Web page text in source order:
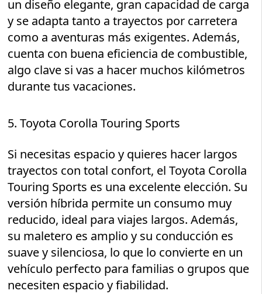
un diseño elegante, gran capacidad de carga
y se adapta tanto a trayectos por carretera
como a aventuras más exigentes. Además,
cuenta con buena eficiencia de combustible,
algo clave si vas a hacer muchos kilómetros
durante tus vacaciones.
5. Toyota Corolla Touring Sports
Si necesitas espacio y quieres hacer largos
trayectos con total confort, el Toyota Corolla
Touring Sports es una excelente elección. Su
versión híbrida permite un consumo muy
reducido, ideal para viajes largos. Además,
su maletero es amplio y su conducción es
suave y silenciosa, lo que lo convierte en un
vehículo perfecto para familias o grupos que
necesiten espacio y fiabilidad.